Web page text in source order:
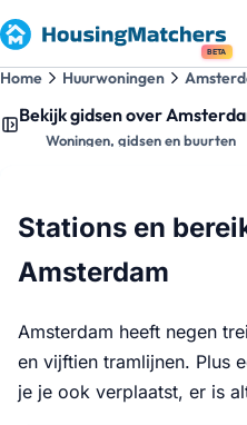
BETA
Home Huurwoningen
Bekijk gidsen over
Woningen, gidsen en buurten
Stations en
Amsterdam
Amsterdam heeft negen
en vijftien tramlijnen. Plus
je je ook verplaatst, er is